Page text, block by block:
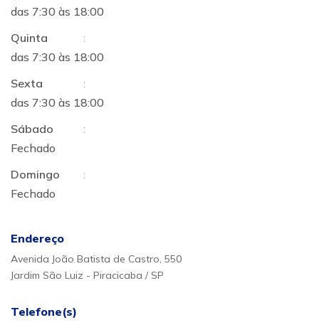
das 7:30 às 18:00
Quinta
:
das 7:30 às 18:00
Sexta
:
das 7:30 às 18:00
Sábado
:
Fechado
Domingo
:
Fechado
Endereço
Avenida João Batista de Castro, 550
Jardim São Luiz - Piracicaba / SP
Telefone(s)